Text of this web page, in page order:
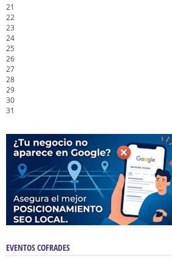
21
22
23
24
25
26
27
28
29
30
31
EVENTOS COFRADES